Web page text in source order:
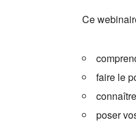
Ce
faire le
poser